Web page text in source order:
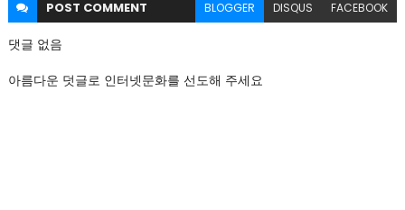
POST COMMENT BLOGGER DISQUS FACEBOOK
댓글 없음
아름다운 덧글로 인터넷문화를 선도해 주세요